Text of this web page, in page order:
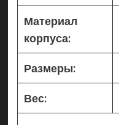
Материал
корпуса:
Размеры:
Вес: